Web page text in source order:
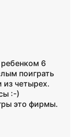
6
поиграть
из четырех.
:-)
это фирмы.